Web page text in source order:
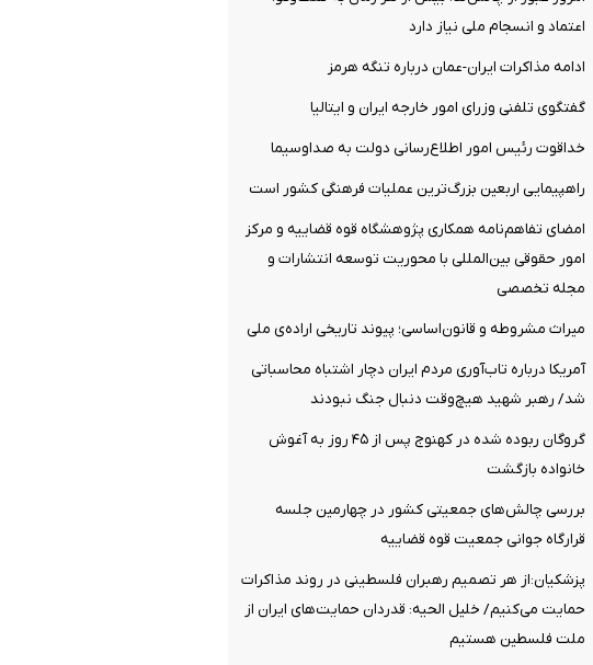
اعتماد و انسجام ملی نیاز دارد
ادامه مذاکرات ایران-عمان درباره تنگه هرمز
گفتگوی تلفنی وزرای امور خارجه ایران و ایتالیا
خداقوت رئیس امور اطلاع‌رسانی دولت به صداوسیما
راهپیمایی اربعین بزرگ‌ترین عملیات فرهنگی کشور است
امضای تفاهم‌نامه همکاری پژوهشگاه قوه قضاییه و مرکز
امور حقوقی بین‌المللی با محوریت توسعه انتشارات و
مجله تخصصی
میراث مشروطه و قانون‌اساسی؛ پیوند تاریخی اراده‌ی ملی
آمریکا درباره تاب‌آوری مردم ایران دچار اشتباه محاسباتی
شد/ رهبر شهید هیچ‌وقت دنبال جنگ نبودند
گروگان ربوده‌ شده در کهنوج پس از ۴۵ روز به آغوش
خانواده بازگشت
بررسی چالش‌های جمعیتی کشور در چهارمین جلسه
قرارگاه جوانی جمعیت قوه قضاییه
پزشکیان:از هر تصمیم رهبران فلسطینی در روند مذاکرات
حمایت می‌کنیم/ خلیل الحیه: قدردان حمایت‌های ایران از
ملت فلسطین هستیم